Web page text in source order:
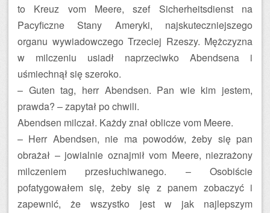
to Kreuz vom Meere, szef Sicherheitsdienst na
Pacyficzne Stany Ameryki, najskuteczniejszego
organu wywiadowczego Trzeciej Rzeszy. Mężczyzna
w milczeniu usiadł naprzeciwko Abendsena i
uśmiechnął się szeroko.
– Guten tag, herr Abendsen. Pan wie kim jestem,
prawda? – zapytał po chwili.
Abendsen milczał. Każdy znał oblicze vom Meere.
– Herr Abendsen, nie ma powodów, żeby się pan
obrażał – jowialnie oznajmił vom Meere, niezrażony
milczeniem przesłuchiwanego. – Osobiście
pofatygowałem się, żeby się z panem zobaczyć i
zapewnić, że wszystko jest w jak najlepszym